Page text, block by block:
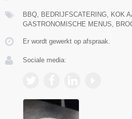
BBQ, BEDRIJFSCATERING, KOK
GASTRONOMISCHE MENUS,
Er wordt gewerkt op afspraak.
Sociale media: